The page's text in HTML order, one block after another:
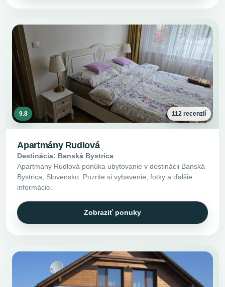
9.8 112 recenzií
Apartmány Rudlová
Destinácia: Banská Bystrica
Apartmány Rudlová ponúka ubytovanie v destinácii Banská
Bystrica, Slovensko. Pozrite si vybavenie, fotky a ďalšie
informácie.
Zobraziť ponuky